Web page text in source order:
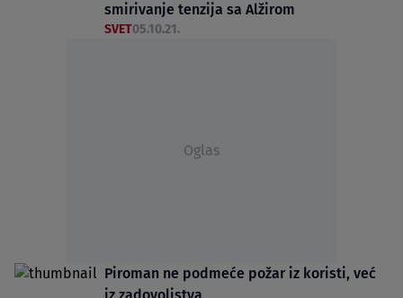
smirivanje tenzija sa Alžirom
SVET05.10.21.
Oglas
Piroman ne podmeće požar iz koristi, već